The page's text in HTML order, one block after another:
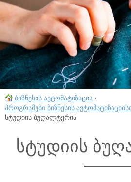
ბიზნესის ავტომატიზაცია ›
პროგრამები ბიზნესის
სტუდიის ბუღალტერია
სტუდიის